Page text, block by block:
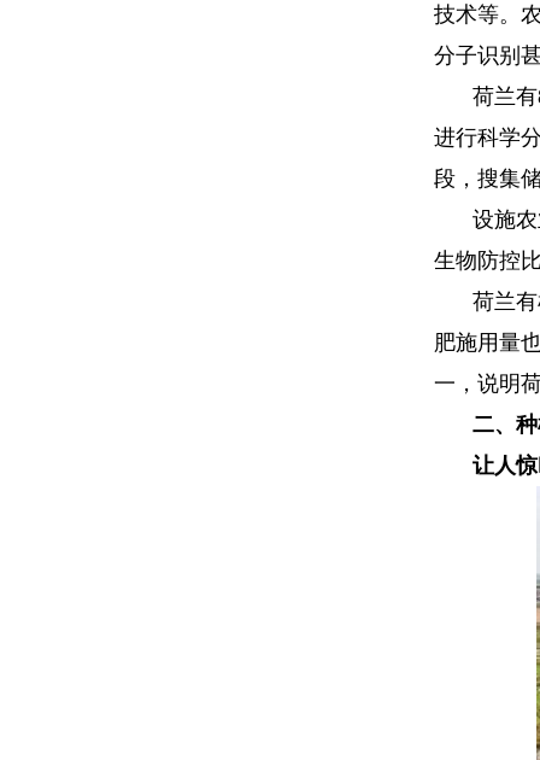
技术等。
分子识别
荷兰有
进行科学
段，搜集
设施
生物防控
荷兰
肥施用量
一，说明
二、
让人